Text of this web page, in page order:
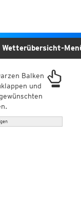
Balken
und
Wetterübersicht-